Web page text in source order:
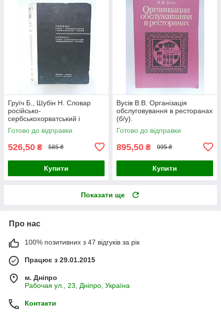
Груїч Б., Шубін Н. Словар
російсько-
сербськохорватський і
сербськохорватско-
російський (б/у).
Готово до відправки
526,50 ₴ 585 ₴
Купити
Вусів В.В. Організація
обслуговування в ресторанах
(б/у).
Готово до відправки
895,50 ₴ 995 ₴
Купити
Показати ще
Про нас
100% позитивних з 47 відгуків за рік
Працює з 29.01.2015
м. Дніпро
Рабочая ул., 23, Дніпро, Україна
Контакти